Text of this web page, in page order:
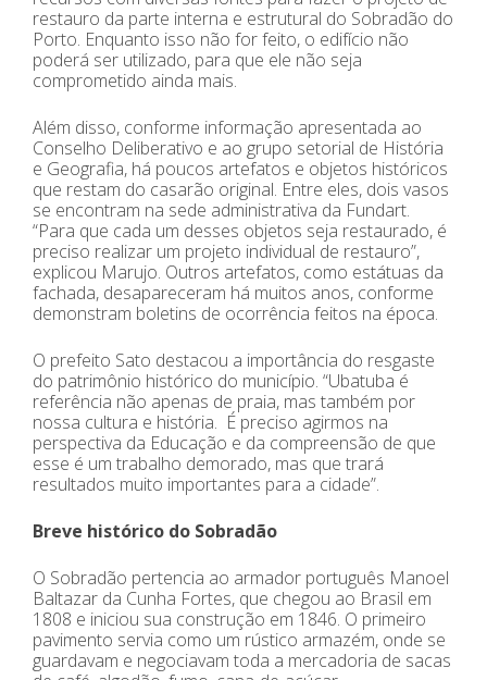
restauro da parte interna e estrutural do Sobradão do
Porto. Enquanto isso não for feito, o edifício não
poderá ser utilizado, para que ele não seja
comprometido ainda mais.
Além disso, conforme informação apresentada ao
Conselho Deliberativo e ao grupo setorial de História
e Geografia, há poucos artefatos e objetos históricos
que restam do casarão original. Entre eles, dois vasos
se encontram na sede administrativa da Fundart.
“Para que cada um desses objetos seja restaurado, é
preciso realizar um projeto individual de restauro”,
explicou Marujo. Outros artefatos, como estátuas da
fachada, desapareceram há muitos anos, conforme
demonstram boletins de ocorrência feitos na época.
O prefeito Sato destacou a importância do resgaste
do patrimônio histórico do município. “Ubatuba é
referência não apenas de praia, mas também por
nossa cultura e história. É preciso agirmos na
perspectiva da Educação e da compreensão de que
esse é um trabalho demorado, mas que trará
resultados muito importantes para a cidade”.
Breve histórico do Sobradão
O Sobradão pertencia ao armador português Manoel
Baltazar da Cunha Fortes, que chegou ao Brasil em
1808 e iniciou sua construção em 1846. O primeiro
pavimento servia como um rústico armazém, onde se
guardavam e negociavam toda a mercadoria de sacas